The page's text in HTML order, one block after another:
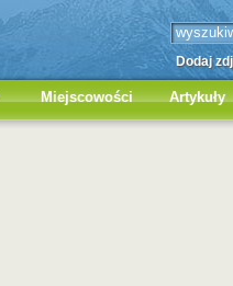
Dodaj
Miejscowości Artykuły